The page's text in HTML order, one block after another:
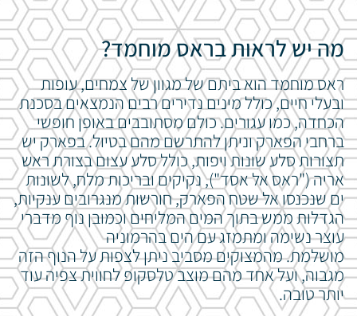
מה יש לראות בראס מוחמד?
ראס מוחמד הוא ביתם של מגוון של צמחים, עופות
ובעלי חיים, כולל מינים נדירים רבים הנמצאים בסכנת
הכחדה, כמו עגורים. כולם מסתובבים באופן חופשי
ברחבי הפארק וניתן להתרשם מהם בטיול. בפארק יש
תצורות סלע שונות ויפות, כולל סלע עצום בצורת ראש
אריה ("ראס אל אסד"), נקיקים ובריכות מלח, לשונות
ים שנכנסו אל שטח הפארק, חורשות מנגרובים ענקיות,
הגדלות ממש בתוך המים המליחים וכמובן נוף מדברי
עוצר נשימה ומתמזג עם הים בהרמוניה
מושלמת.מהמצוקים מסביב ניתן לצפות על הנוף הזה
מגבוה, ועל אחד מהם מוצב טלסקופ לחווית צפיה עוד
יותר טובה.